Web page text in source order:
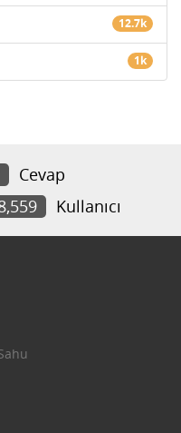
12.7k
1k
Cevap
Kullanıcı